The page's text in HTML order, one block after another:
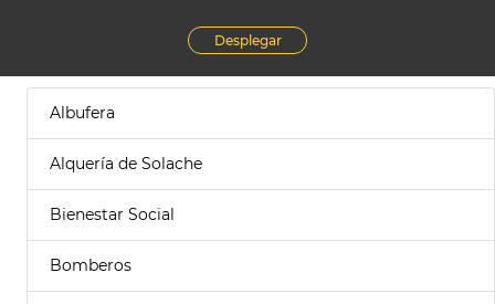
Desplegar
Albufera
Alquería de Solache
Bienestar Social
Bomberos